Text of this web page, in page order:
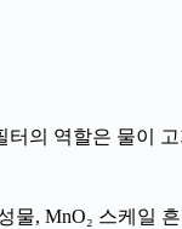
의 역할은 물이
, MnO₂ 스케일